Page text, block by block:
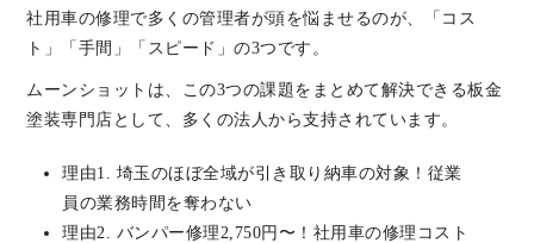
社用車の修理で多くの管理者が頭を悩ませるのが、「コス
ト」「手間」「スピード」の3つです。
ムーンショットは、この3つの課題をまとめて解決できる板金
塗装専門店として、多くの法人から支持されています。
理由1. 埼玉のほぼ全域が引き取り納車の対象！従業
員の業務時間を奪わない
理由2. バンパー修理2,750円〜！社用車の修理コスト